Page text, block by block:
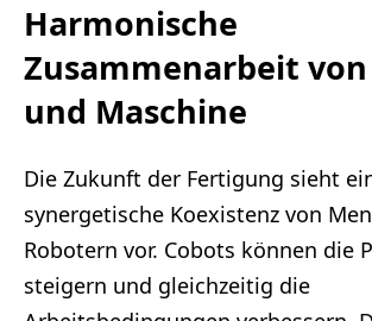
Harmonische
Zusammenarbeit
und Maschine
Die Zukunft der Fertigung sieht
synergetische Koexistenz von
Robotern vor. Cobots können die
steigern und gleichzeitig die